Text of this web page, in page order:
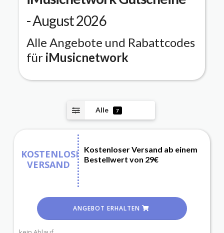
- August 2026
Alle Angebote und Rabattcodes
für iMusicnetwork
Alle 7
KOSTENLOSER
VERSAND
Kostenloser Versand ab einem
Bestellwert von 29€
ANGEBOT ERHALTEN